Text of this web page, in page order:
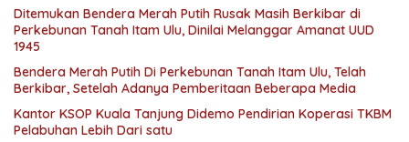
Ditemukan Bendera Merah Putih Rusak Masih Berkibar di
Perkebunan Tanah Itam Ulu, Dinilai Melanggar Amanat UUD
1945
Bendera Merah Putih Di Perkebunan Tanah Itam Ulu, Telah
Berkibar, Setelah Adanya Pemberitaan Beberapa Media
Kantor KSOP Kuala Tanjung Didemo Pendirian Koperasi TKBM
Pelabuhan Lebih Dari satu